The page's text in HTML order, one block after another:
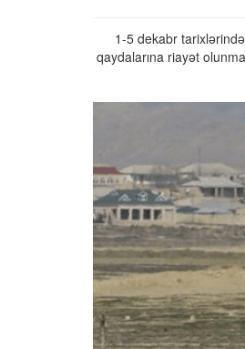
1-5 dekabr
qaydalarına riayət